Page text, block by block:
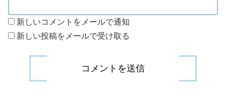
新しいコメントをメールで通知
新しい投稿をメールで受け取る